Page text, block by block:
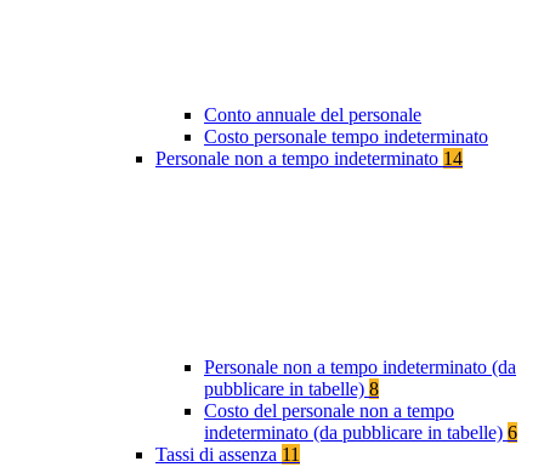
Conto annuale del personale
Costo personale tempo indeterminato
Personale non a tempo indeterminato 14
Personale non a tempo indeterminato (da
pubblicare in tabelle) 8
Costo del personale non a tempo
indeterminato (da pubblicare in tabelle) 6
Tassi di assenza 11